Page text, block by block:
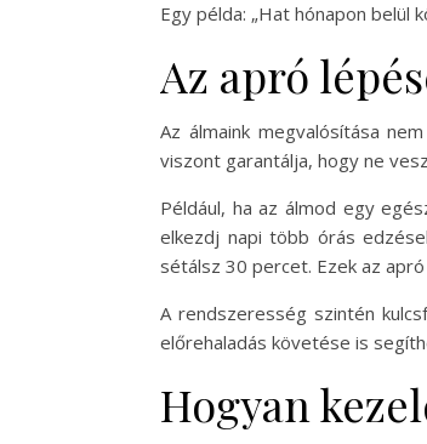
Egy példa: „Hat hónapon belül
Az apró
Az álmaink megvalósítása
viszont garantálja, hogy ne
Például, ha az álmod egy
elkezdj napi több órás
sétálsz 30 percet. Ezek az
A rendszeresség szintén
előrehaladás követése is
Hogyan